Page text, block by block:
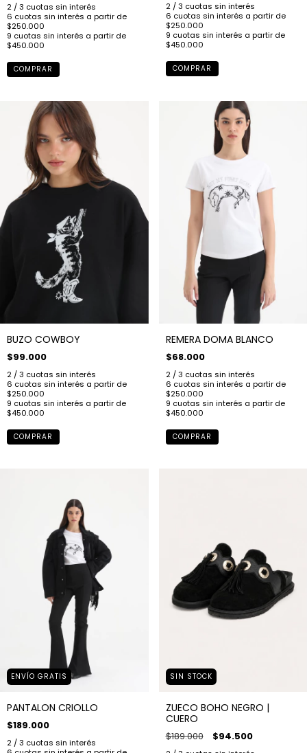
COMPRAR COMPRAR
BUZO COWBOY
$99.000
COMPRAR
REMERA DOMA BLANCO
$68.000
COMPRAR
ENVÍO GRATIS
PANTALON CRIOLLO
$189.000
SIN STOCK
ZUECO BOHO NEGRO |
CUERO
$189.000 $94.500